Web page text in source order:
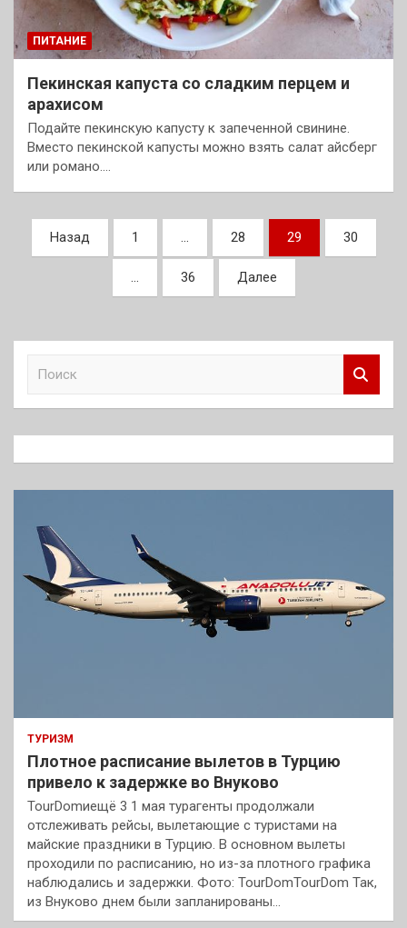
ПИТАНИЕ
Пекинская капуста со сладким перцем и
арахисом
Подайте пекинскую капусту к запеченной свинине.
Вместо пекинской капусты можно взять салат айсберг
или романо.…
Пагинация
записей
Назад 1 … 28 29 30
… 36 Далее
к
ТУРИЗМ
Плотное расписание вылетов в Турцию
привело к задержке во Внуково
TourDomиещё 3 1 мая турагенты продолжали
отслеживать рейсы, вылетающие с туристами на
майские праздники в Турцию. В основном вылеты
проходили по расписанию, но из-за плотного графика
наблюдались и задержки. Фото: TourDomTourDom Так,
из Внуково днем были запланированы…